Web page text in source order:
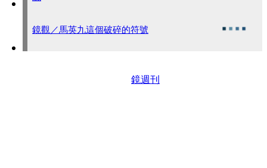
鏡觀／馬英九這個破碎的符號
鏡週刊